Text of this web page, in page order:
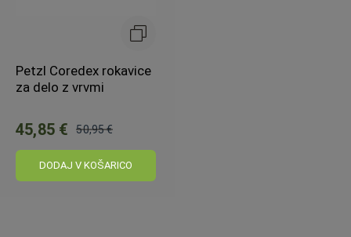
Petzl Coredex rokavice
za delo z vrvmi
45,85 €
cena:
50,95 €
DODAJ V KOŠARICO